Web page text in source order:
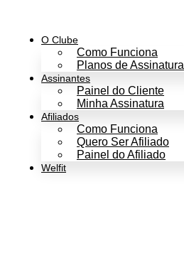
O Clube
Como Funciona
Planos de Assinatura
Assinantes
Painel do Cliente
Minha Assinatura
Afiliados
Como Funciona
Quero Ser Afiliado
Painel do Afiliado
Welfit